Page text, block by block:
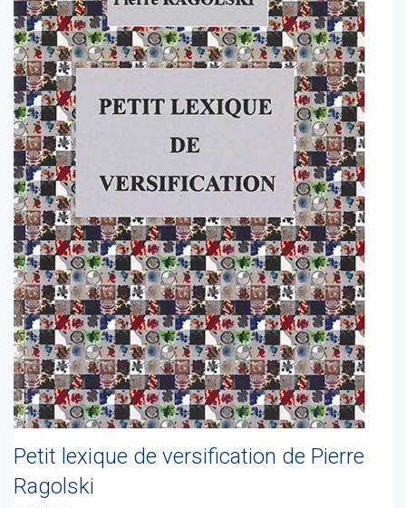
Petit lexique de versification de Pierre
Ragolski